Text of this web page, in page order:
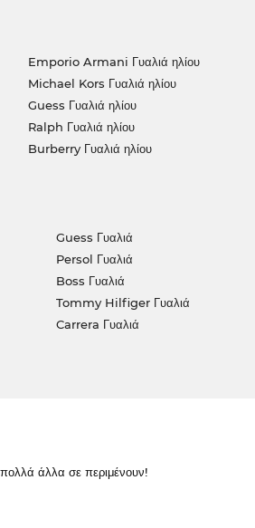
Emporio Armani Γυαλιά ηλίου
Michael Kors Γυαλιά ηλίου
Guess Γυαλιά ηλίου
Ralph Γυαλιά ηλίου
Burberry Γυαλιά ηλίου
Guess Γυαλιά
Persol Γυαλιά
Boss Γυαλιά
Tommy Hilfiger Γυαλιά
Carrera Γυαλιά
άλλα σε περιμένουν!